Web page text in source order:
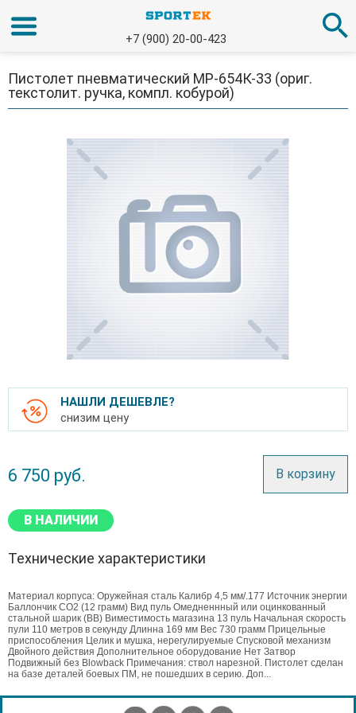
+7 (900) 20-00-423
Пистолет пневматический МР-654К-33 (ориг.
текстолит. ручка, компл. кобурой)
НАШЛИ ДЕШЕВЛЕ?
снизим цену
6 750 руб. В корзину
В НАЛИЧИИ
Технические характеристики
Материал корпуса: Оружейная сталь Калибр 4,5 мм/.177 Источник энергии
Баллончик CO2 (12 грамм) Вид пуль Омедненнный или оцинкованный
стальной шарик (BB) Виместимость магазина 13 пуль Начальная скорость
пули 110 метров в секунду Длинна 169 мм Вес 730 грамм Прицельные
приспособления Целик и мушка, нерегулируемые Спусковой механизм
Двойного действия Дополнительное оборудование Нет Затвор
Подвижный без Blowback Примечания: ствол нарезной. Пистолет сделан
на базе деталей боевых ПМ, не пошедших в серию. Доп...